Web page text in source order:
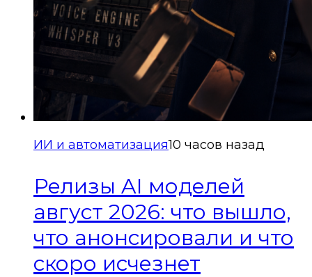
ИИ и автоматизация10 часов назад
Релизы AI моделей
август 2026: что вышло,
что анонсировали и что
скоро исчезнет